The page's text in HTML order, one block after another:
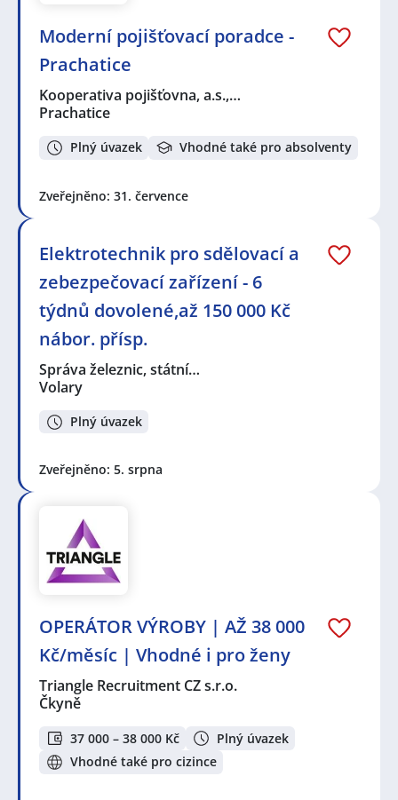
Moderní pojišťovací poradce -
Prachatice
Kooperativa pojišťovna, a.s.,…
Prachatice
Plný úvazek Vhodné také pro absolventy
Zveřejněno: 31. července
Elektrotechnik pro sdělovací a
zebezpečovací zařízení - 6
týdnů dovolené,až 150 000 Kč
nábor. přísp.
Správa železnic, státní…
Volary
Plný úvazek
Zveřejněno: 5. srpna
OPERÁTOR VÝROBY | AŽ 38 000
Kč/měsíc | Vhodné i pro ženy
Triangle Recruitment CZ s.r.o.
Čkyně
37 000 – 38 000 Kč
Plný úvazek
Vhodné také pro cizince